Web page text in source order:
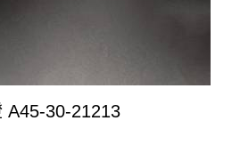
A45-30-21213